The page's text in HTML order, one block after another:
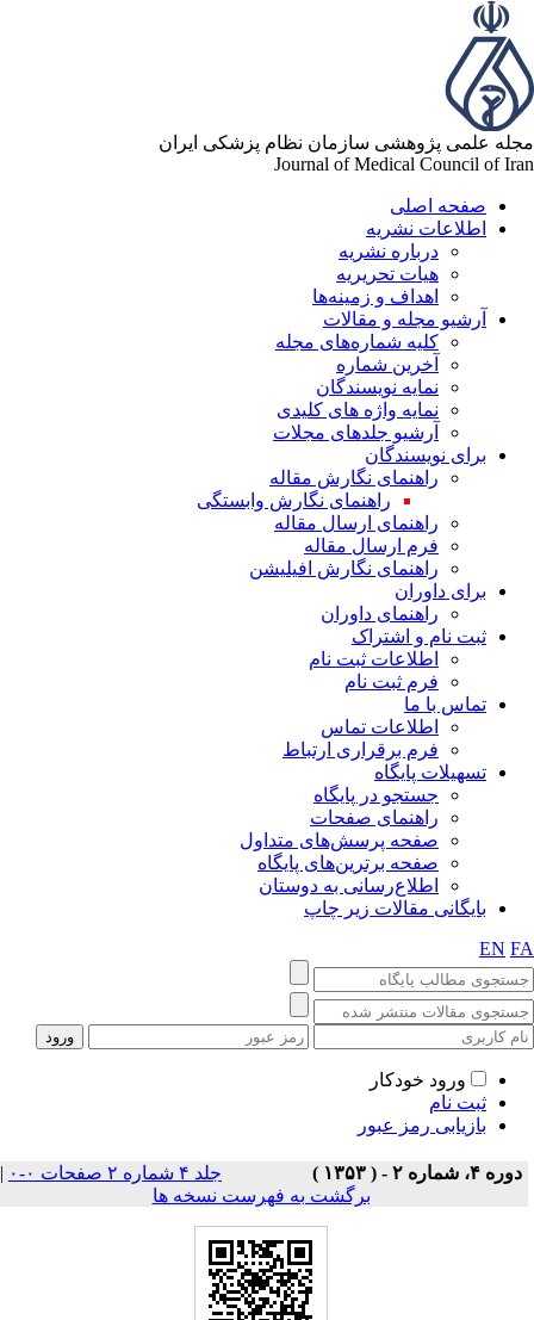
علمی پژوهشی سازمان نظام پزشکی ایران
Journal of Medical Council of
صفحه اصلی
اطلاعات نشریه
درباره نشریه
هیات تحریریه
اهداف و زمینه‌ها
آرشیو مجله و مقالات
کلیه شماره‌های مجله
آخرین شماره
نمایه نویسندگان
نمایه واژه های کلیدی
آرشیو جلدهای مجلات
برای نویسندگان
راهنمای نگارش مقاله
راهنمای نگارش وابستگی
راهنمای ارسال مقاله
فرم ارسال مقاله
راهنمای نگارش افیلیشن
برای داوران
راهنمای داوران
ثبت نام و اشتراک
اطلاعات ثبت نام
فرم ثبت نام
تماس با ما
اطلاعات تماس
فرم برقراری ارتباط
تسهیلات پایگاه
جستجو در پایگاه
راهنمای صفحات
صفحه پرسش‌های متداول
صفحه برترین‌های پایگاه
اطلاع‌رسانی به دوستان
بایگانی مقالات زیر چاپ
EN
ورود خودکار
ثبت نام
بازیابی رمز عبور
دوره ۴، شماره ۲ - ( ۱۳۵۳ ) جلد ۴ شماره ۲ صفحات ۰-۰
|
برگشت به فهرست نسخه ها